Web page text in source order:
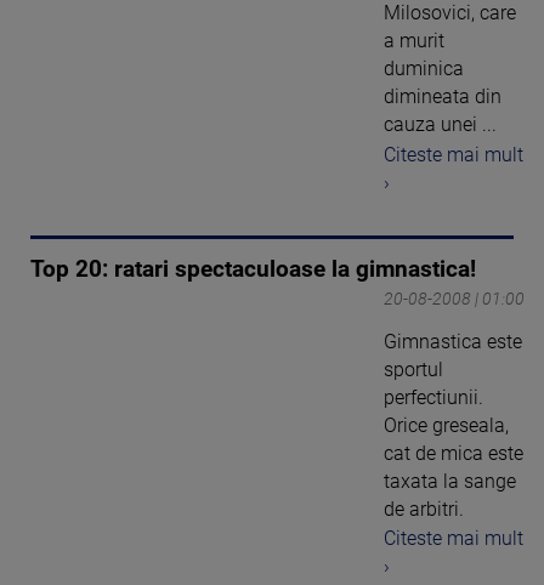
Milosovici, care
a murit
duminica
dimineata din
cauza unei ...
Citeste mai mult
›
Top 20: ratari spectaculoase la gimnastica!
20-08-2008 | 01:00
Gimnastica este
sportul
perfectiunii.
Orice greseala,
cat de mica este
taxata la sange
de arbitri.
Citeste mai mult
›